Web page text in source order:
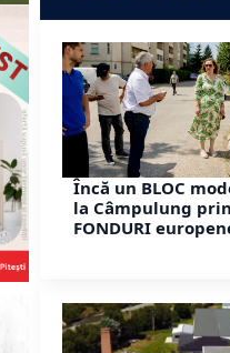
Încă un BLOC
la Câmpulung prin
FONDURI